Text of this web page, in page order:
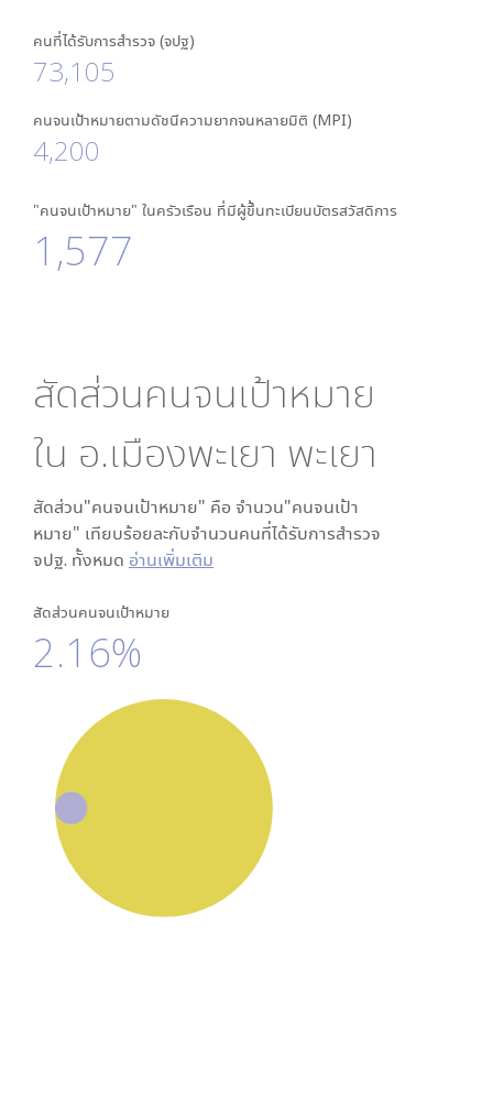
คนที่ได้รับการสำรวจ (จปฐ)
73,105
คนจนเป้าหมายตามดัชนีความยากจนหลายมิติ (MPI)
4,200
"คนจนเป้าหมาย" ในครัวเรือน ที่มีผู้ขึ้นทะเบียนบัตรสวัสดิการ
1,577
สัดส่วนคนจนเป้าหมาย
ใน อ.เมืองพะเยา พะเยา
สัดส่วน"คนจนเป้าหมาย" คือ จำนวน"คนจนเป้า
หมาย" เทียบร้อยละกับจำนวนคนที่ได้รับการสำรวจ
จปฐ. ทั้งหมด อ่านเพิ่มเติม
สัดส่วนคนจนเป้าหมาย
2.16%